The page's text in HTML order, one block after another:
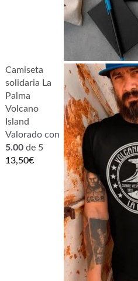
Camiseta
solidaria La
Palma
Volcano
Island
Valorado con
5.00de 5
13,50€